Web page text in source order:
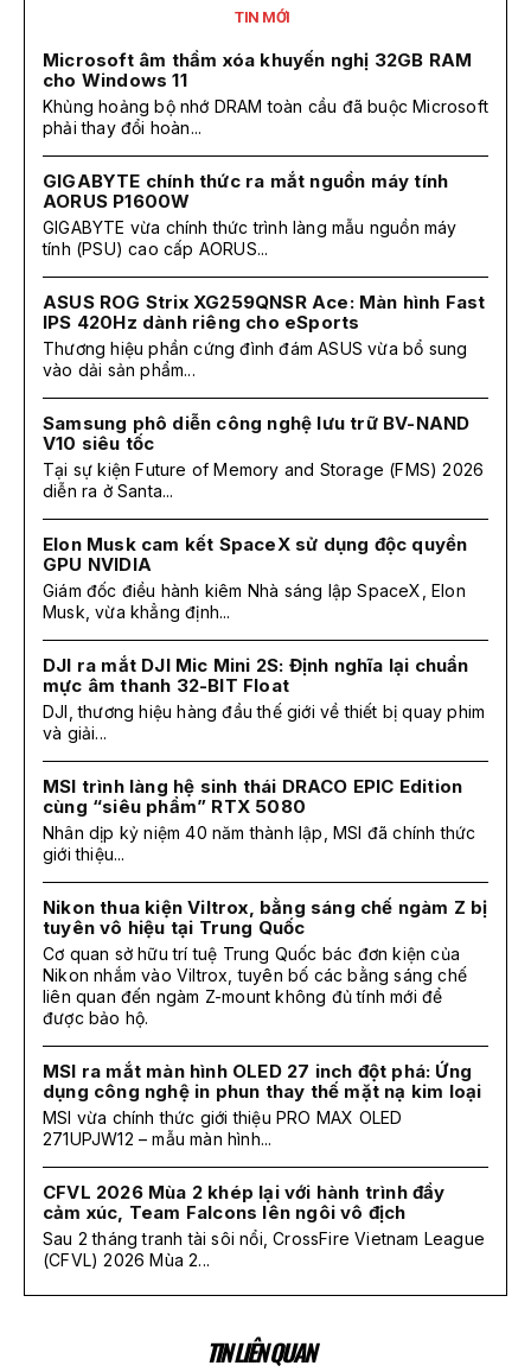
TIN MỚI
Microsoft âm thầm xóa khuyến nghị 32GB RAM
cho Windows 11
Khủng hoảng bộ nhớ DRAM toàn cầu đã buộc Microsoft
phải thay đổi hoàn...
GIGABYTE chính thức ra mắt nguồn máy tính
AORUS P1600W
GIGABYTE vừa chính thức trình làng mẫu nguồn máy
tính (PSU) cao cấp AORUS...
ASUS ROG Strix XG259QNSR Ace: Màn hình Fast
IPS 420Hz dành riêng cho eSports
Thương hiệu phần cứng đình đám ASUS vừa bổ sung
vào dải sản phẩm...
Samsung phô diễn công nghệ lưu trữ BV-NAND
V10 siêu tốc
Tại sự kiện Future of Memory and Storage (FMS) 2026
diễn ra ở Santa...
Elon Musk cam kết SpaceX sử dụng độc quyền
GPU NVIDIA
Giám đốc điều hành kiêm Nhà sáng lập SpaceX, Elon
Musk, vừa khẳng định...
DJI ra mắt DJI Mic Mini 2S: Định nghĩa lại chuẩn
mực âm thanh 32-BIT Float
DJI, thương hiệu hàng đầu thế giới về thiết bị quay phim
và giải...
MSI trình làng hệ sinh thái DRACO EPIC Edition
cùng “siêu phẩm” RTX 5080
Nhân dịp kỷ niệm 40 năm thành lập, MSI đã chính thức
giới thiệu...
Nikon thua kiện Viltrox, bằng sáng chế ngàm Z bị
tuyên vô hiệu tại Trung Quốc
Cơ quan sở hữu trí tuệ Trung Quốc bác đơn kiện của
Nikon nhắm vào Viltrox, tuyên bố các bằng sáng chế
liên quan đến ngàm Z-mount không đủ tính mới để
được bảo hộ.
MSI ra mắt màn hình OLED 27 inch đột phá: Ứng
dụng công nghệ in phun thay thế mặt nạ kim loại
MSI vừa chính thức giới thiệu PRO MAX OLED
271UPJW12 – mẫu màn hình...
CFVL 2026 Mùa 2 khép lại với hành trình đầy
cảm xúc, Team Falcons lên ngôi vô địch
Sau 2 tháng tranh tài sôi nổi, CrossFire Vietnam League
(CFVL) 2026 Mùa 2...
TIN LIÊN QUAN